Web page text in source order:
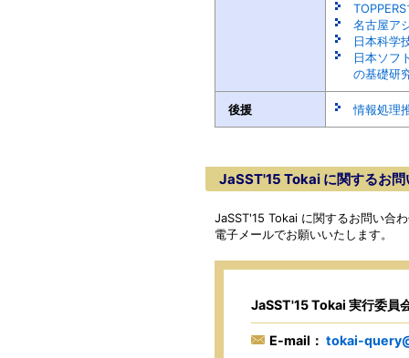
名古屋ア
日本科学
日本ソフ
の基礎研
後援 情報処理
JaSST'15 Tokai に関するお問
JaSST'15 Tokai に関するお問い合
電子メールでお願いいたします。
JaSST'15 Tokai 実行委員
E-mail： tokai-